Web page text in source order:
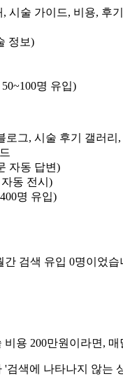
시술 가이드, 비용, 후
정보)
명 유입)
로그, 시술 후기 갤러리
자동 답변)
자동 전시)
명 유입)
검색 유입 0명이었
용 200만원이라면,
검색에 나타나지 않는